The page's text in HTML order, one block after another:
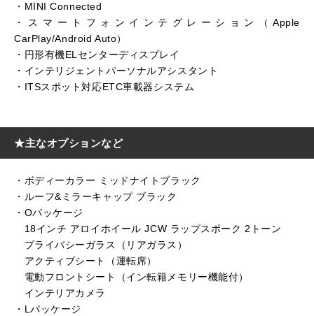
・MINI Connected
・スマートフォンインテグレーション（Apple
CarPlay/Android Auto）
・円形有機ELセンターディスプレイ
・インテリジェントパーソナルアシスタント
・ITSスポット対応ETC車載器システム
★主なオプションなど
・ボディーカラー ミッドナイトブラック
・ルーフ&ミラーキャップ ブラック
・Oパッケージ
18インチ アロイホイール JCW ラップスポーク 2トーン
プライバシーガラス（リアガラス）
アクティブシート（運転席）
電動フロントシート（イン転籍メモリー機能付）
インテリアカメラ
・Lパッケージ